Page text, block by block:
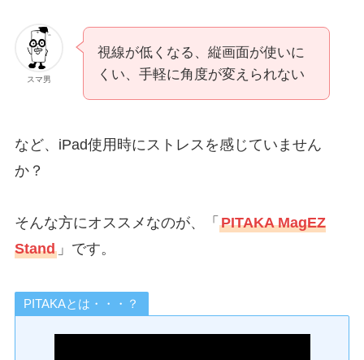
スマ男
視線が低くなる、縦画面が使いに
くい、手軽に角度が変えられない
など、iPad使用時にストレスを感じていません
か？
そんな方にオススメなのが、「 PITAKA MagEZ
Stand」です。
PITAKAとは・・・？